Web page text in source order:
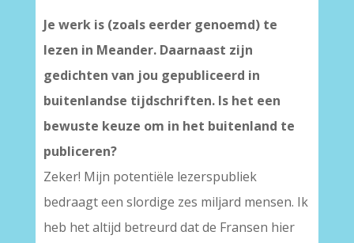
Je werk is (zoals eerder genoemd) te
lezen in Meander. Daarnaast zijn
gedichten van jou gepubliceerd in
buitenlandse tijdschriften. Is het een
bewuste keuze om in het buitenland te
publiceren?
Zeker! Mijn potentiële lezerspubliek
bedraagt een slordige zes miljard mensen. Ik
heb het altijd betreurd dat de Fransen hier